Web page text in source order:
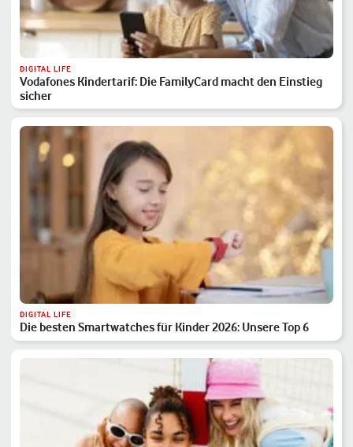
DIGITAL LIFE
Vodafones Kindertarif: Die FamilyCard macht den Einstieg
sicher
DIGITAL LIFE
Die besten Smartwatches für Kinder 2026: Unsere Top 6